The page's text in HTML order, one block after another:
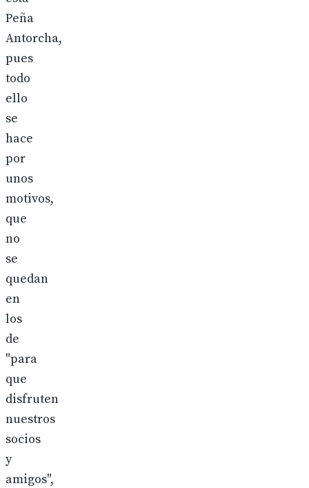
Peña
Antorcha,
pues
todo
ello
se
hace
por
unos
motivos,
que
no
se
quedan
en
los
de
"para
que
disfruten
nuestros
socios
y
amigos",